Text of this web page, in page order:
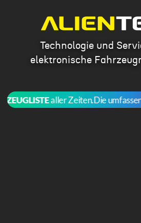
Technologie und
elektronische
aller Zeiten.Die